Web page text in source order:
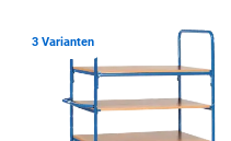
Zur Merkliste hinzufügen
3 Varianten